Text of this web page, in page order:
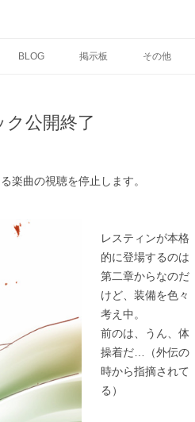
ン
キ
ッ
BLOG 掲示板 その他
ク公開終了
楽曲の視聴を停止します。
レスティンが本格
的に登場するのは
第二章からなのだ
けど、装備を色々
考え中。
前のは、うん、体
操着だ…（外伝の
時から指摘されて
る）